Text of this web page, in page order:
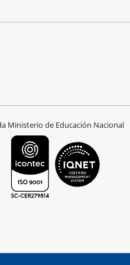
Ministerio de Educación Nacional